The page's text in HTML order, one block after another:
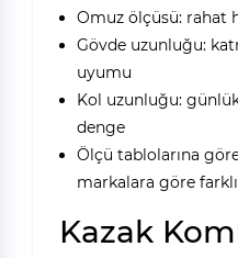
Omuz ölçüsü: rahat
Gövde uzunluğu:
uyumu
Kol uzunluğu:
denge
Ölçü tablolarına
markalara göre
Kazak